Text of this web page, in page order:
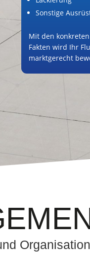
Sonstige
Mit den
Fakten wird Ihr
marktgerecht